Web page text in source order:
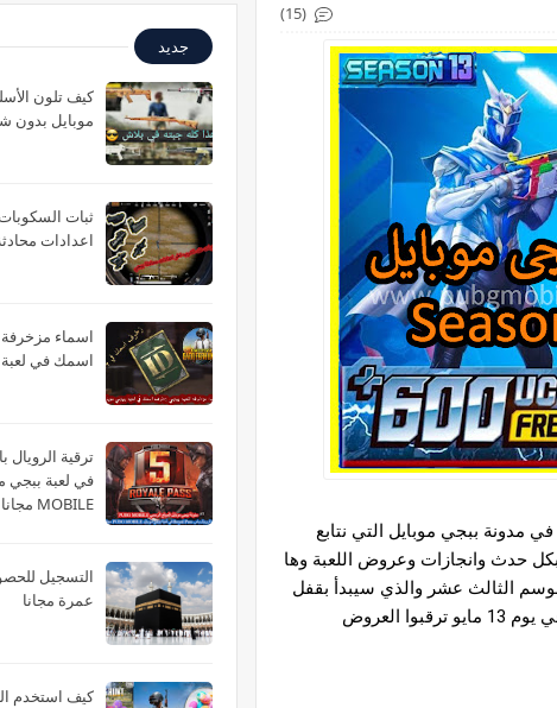
(15)
جديد
كيف تلون
موبايل
ثبات
اعدادات
اسماء
اسمك في لعبة
MOBILE مجانا
التسجيل
عمرة مجانا
كيف استخدم